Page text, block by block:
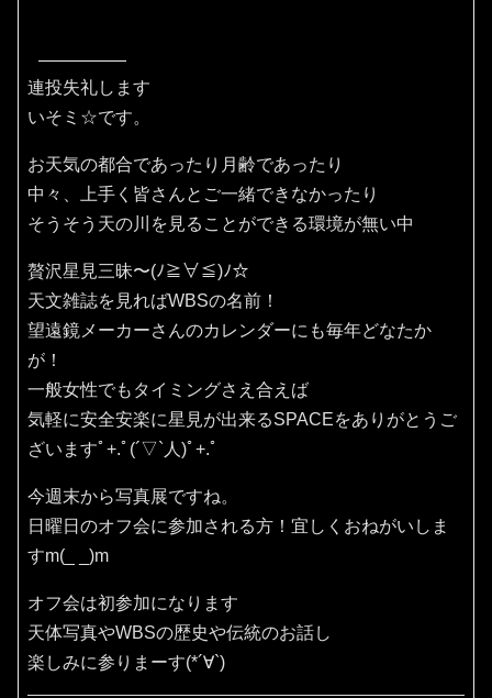
連投失礼します
いそミ☆です。
お天気の都合であったり月齢であったり
中々、上手く皆さんとご一緒できなかったり
そうそう天の川を見ることができる環境が無い中
贅沢星見三昧〜(ﾉ≧∀≦)ﾉ☆
天文雑誌を見ればWBSの名前！
望遠鏡メーカーさんのカレンダーにも毎年どなたか
が！
一般女性でもタイミングさえ合えば
気軽に安全安楽に星見が出来るSPACEをありがとうご
ざいますﾟ+.ﾟ(´▽`人)ﾟ+.ﾟ
今週末から写真展ですね。
日曜日のオフ会に参加される方！宜しくおねがいしま
すm(_ _)m
オフ会は初参加になります
天体写真やWBSの歴史や伝統のお話し
楽しみに参りまーす(*´∀`)